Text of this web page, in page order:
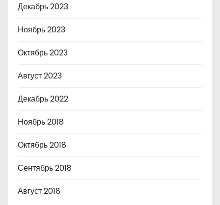
Декабрь 2023
Ноябрь 2023
Октябрь 2023
Август 2023
Декабрь 2022
Ноябрь 2018
Октябрь 2018
Сентябрь 2018
Август 2018